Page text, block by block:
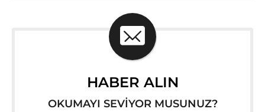
HABER ALIN
OKUMAYI SEVİYOR MUSUNUZ?